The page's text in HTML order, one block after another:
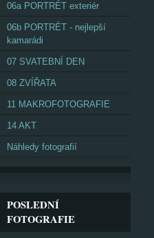
06a PORTRÉT exteriér
06b PORTRÉT - nejlepší
kamarádi
07 SVATEBNÍ DEN
08 ZVÍŘATA
11 MAKROFOTOGRAFIE
14 AKT
Náhledy fotografií
POSLEDNÍ
FOTOGRAFIE